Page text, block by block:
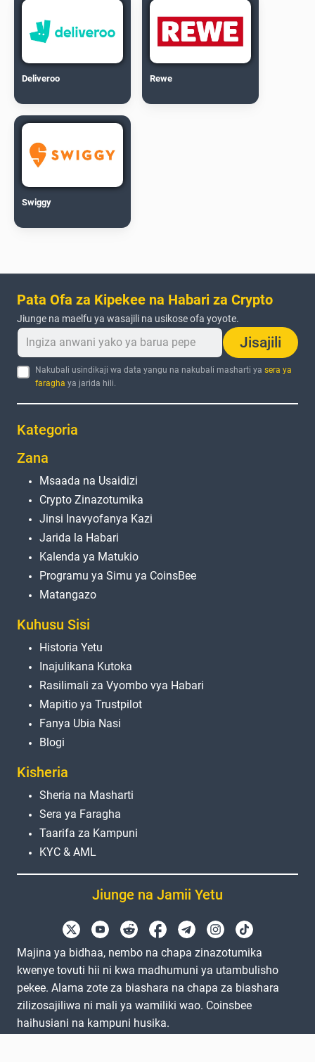
Deliveroo Rewe
Swiggy
Pata Ofa za Kipekee na Habari za Crypto
Jiunge na maelfu ya wasajili na usikose ofa yoyote.
Jisajili
Nakubali usindikaji wa data yangu na nakubali masharti yasera ya
faragha ya jarida hili.
Kategoria
Zana
Msaada na Usaidizi
Crypto Zinazotumika
Jinsi Inavyofanya Kazi
Jarida la Habari
Kalenda ya Matukio
Programu ya Simu ya CoinsBee
Matangazo
Kuhusu Sisi
Historia Yetu
Inajulikana Kutoka
Rasilimali za Vyombo vya Habari
Mapitio ya Trustpilot
Fanya Ubia Nasi
Blogi
Kisheria
Sheria na Masharti
Sera ya Faragha
Taarifa za Kampuni
KYC & AML
Jiunge na Jamii Yetu
Majina ya bidhaa, nembo na chapa zinazotumika
kwenye tovuti hii ni kwa madhumuni ya utambulisho
pekee. Alama zote za biashara na chapa za biashara
zilizosajiliwa ni mali ya wamiliki wao. Coinsbee
haihusiani na kampuni husika.